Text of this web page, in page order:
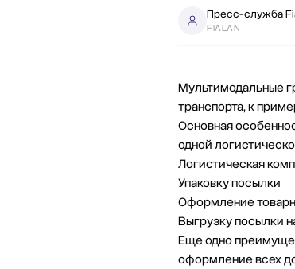
Пресс-служба
FIALAN
Мультимодальные
транспорта, к
Основная
одной
Логистическая
Упаковку посылки
Оформление
Выгрузку посылки
Еще одно
оформление всех